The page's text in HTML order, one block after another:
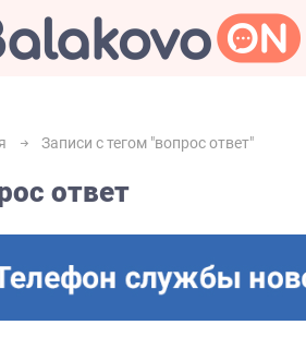
Записи с тегом "вопрос ответ"
ответ